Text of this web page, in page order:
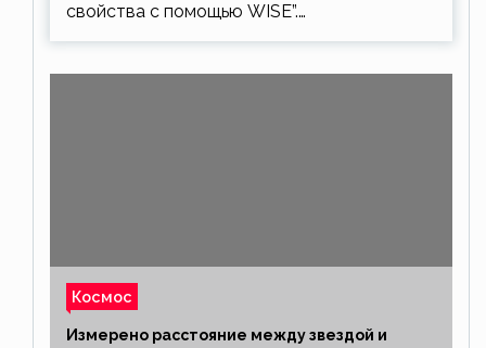
свойства с помощью WISE”.…
Космос
Измерено расстояние между звездой и